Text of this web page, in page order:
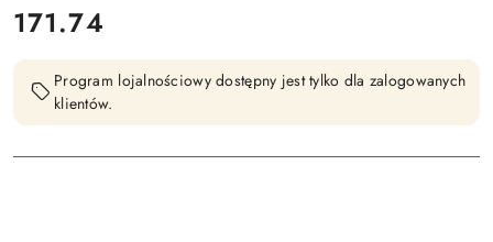
cena:
171.74
Program lojalnościowy dostępny jest tylko dla zalogowanych
klientów.